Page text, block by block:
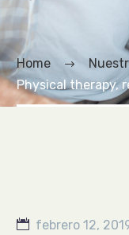
Home
Physical therapy,
febrero 12,